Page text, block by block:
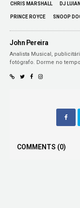
CHRIS MARSHALL DJ LUIAN
PRINCE ROYCE SNOOP
John Pereira
Analista Musical,
fotógrafo. Dorme no
COMMENTS (0)